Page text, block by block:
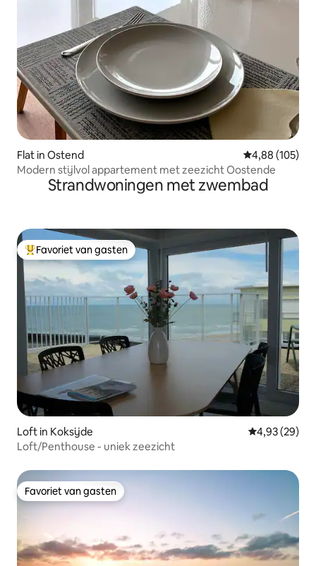
Flat in Ostend Gemiddelde
4,88 (105)
Modern stijlvol appartement met zeezicht Oostende
Strandwoningen met zwembad
Topfavoriet van gasten
Favoriet van gasten
Loft in Koksijde Gemiddelde
4,93 (29)
Loft/Penthouse - uniek zeezicht
Favoriet van gasten
Favoriet van gasten